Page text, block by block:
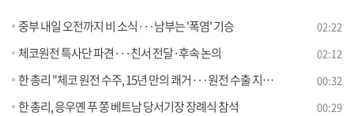
중부 내일 오전까지 비 소식···남부는 '폭염' 기승 02:22
체코원전 특사단 파견···친서 전달·후속 논의 02:12
한 총리 "체코 원전 수주, 15년 만의 쾌거···원전 수출 지원 강화" 00:32
한 총리, 응우옌 푸 쫑 베트남 당서기장 장례식 참석 00:29